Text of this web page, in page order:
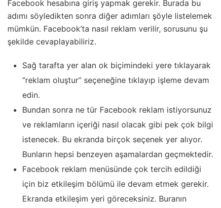
Facebook hesabına giriş yapmak gerekir. Burada bu
adımı söyledikten sonra diğer adımları şöyle listelemek
mümkün. Facebook’ta nasıl reklam verilir, sorusunu şu
şekilde cevaplayabiliriz.
Sağ tarafta yer alan ok biçimindeki yere tıklayarak
‘’reklam oluştur’’ seçeneğine tıklayıp işleme devam
edin.
Bundan sonra ne tür Facebook reklam istiyorsunuz
ve reklamların içeriği nasıl olacak gibi pek çok bilgi
istenecek. Bu ekranda birçok seçenek yer alıyor.
Bunların hepsi benzeyen aşamalardan geçmektedir.
Facebook reklam menüsünde çok tercih edildiği
için biz etkileşim bölümü ile devam etmek gerekir.
Ekranda etkileşim yeri göreceksiniz. Buranın